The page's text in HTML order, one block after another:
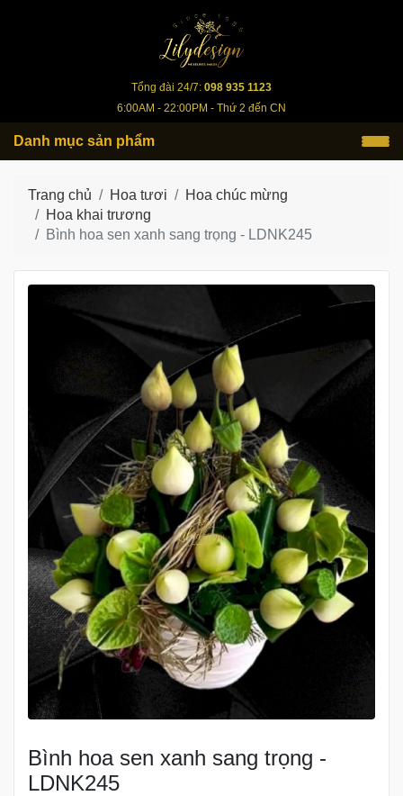
lilydesign.vn
Tổng đài 24/7: 098 935 1123
6:00AM - 22:00PM - Thứ 2 đến CN
Danh mục sản phẩm
Trang chủ Hoa tươi
Hoa chúc mừng
Hoa khai trương
Bình hoa sen xanh sang trọng - LDNK245
Bình hoa sen xanh sang trọng -
LDNK245